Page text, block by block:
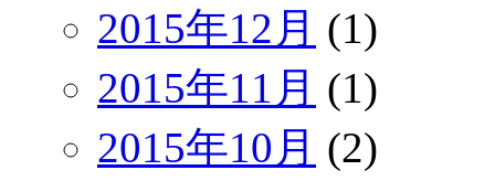
2015年12月 (1)
2015年11月 (1)
2015年10月 (2)